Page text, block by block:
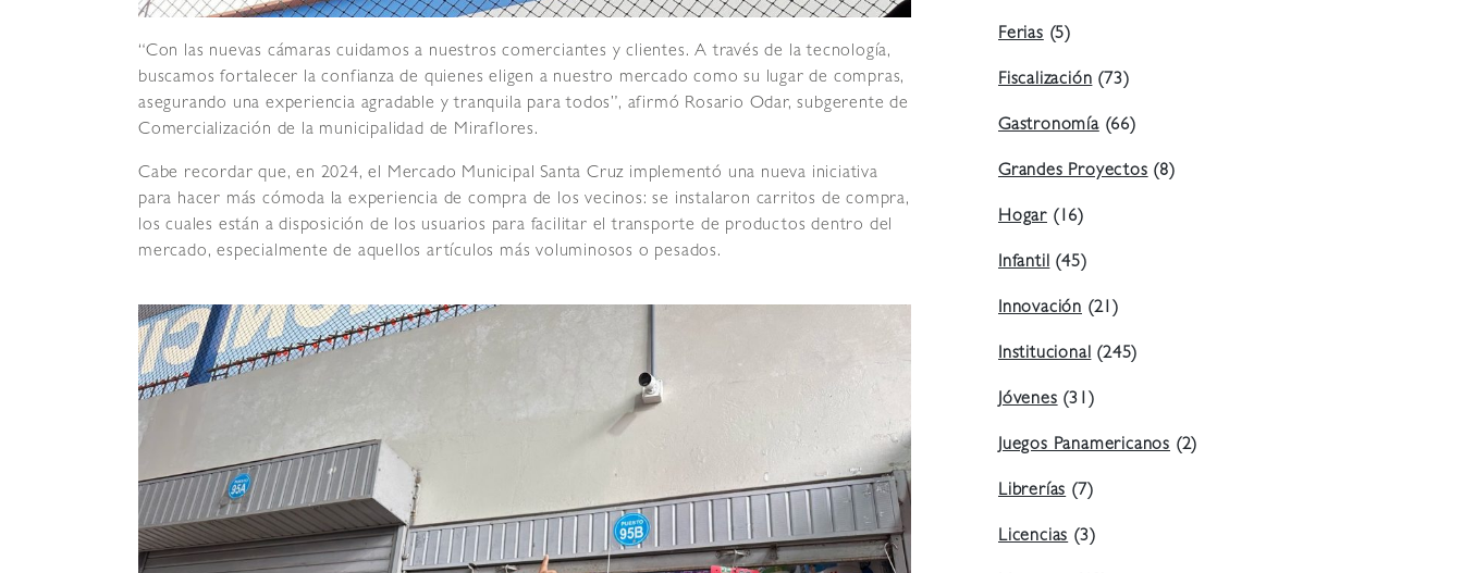
“Con las nuevas cámaras cuidamos a nuestros comerciantes y clientes. A través de la tecnología,
buscamos fortalecer la confianza de quienes eligen a nuestro mercado como su lugar de compras,
asegurando una experiencia agradable y tranquila para todos”, afirmó Rosario Odar, subgerente de
Comercialización de la municipalidad de Miraflores.
Cabe recordar que, en 2024, el Mercado Municipal Santa Cruz implementó una nueva iniciativa
para hacer más cómoda la experiencia de compra de los vecinos: se instalaron carritos de compra,
los cuales están a disposición de los usuarios para facilitar el transporte de productos dentro del
mercado, especialmente de aquellos artículos más voluminosos o pesados.
Ferias(5)
Fiscalización(73)
Gastronomía(66)
Grandes Proyectos(8)
Hogar (16)
Infantil(45)
Innovación (21)
Institucional(245)
Jóvenes(31)
Juegos Panamericanos (2)
Librerías(7)
Licencias(3)